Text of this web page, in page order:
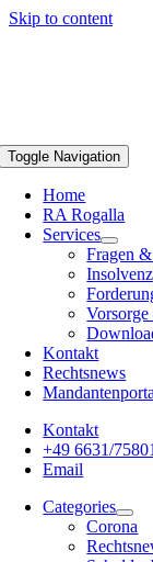
Skip to content
Toggle Navigation
Home
RA Rogalla
Services
Fragen
Insolvenz
Kontakt
Rechtsnews
Kontakt
+49 6631/
Email
Categories
Corona